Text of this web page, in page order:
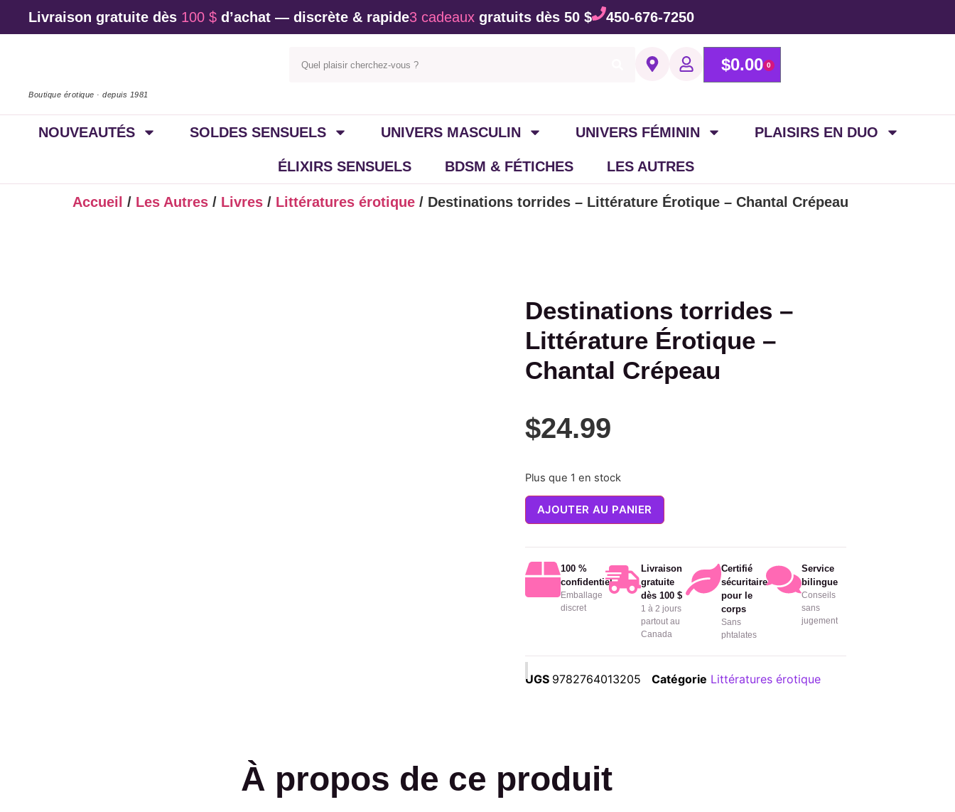
Livraison gratuite dès 100 $ d’achat — discrète & rapide3 cadeaux gratuits dès 50 $ 450-676-7250
Boutique érotique · depuis 1981
$0.00 0
NOUVEAUTÉS SOLDES SENSUELS UNIVERS MASCULIN UNIVERS FÉMININ PLAISIRS EN DUO
ÉLIXIRS SENSUELS BDSM & FÉTICHES LES AUTRES
Accueil / Les Autres / Livres / Littératures érotique / Destinations torrides – Littérature Érotique – Chantal Crépeau
Destinations torrides –
Littérature Érotique –
Chantal Crépeau
$24.99
Plus que 1 en stock
AJOUTER AU PANIER
100 %
confidentiel
Emballage
discret
Livraison
gratuite
dès 100 $
1 à 2 jours
partout au
Canada
Certifié
sécuritaire
pour le
corps
Sans
phtalates
Service
bilingue
Conseils
sans
jugement
UGS 9782764013205 Catégorie Littératures érotique
À propos de ce produit